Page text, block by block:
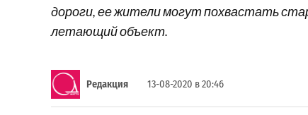
дороги, ее жители могут похвастать
летающий объект.
Редакция 13-08-2020 в 20:46